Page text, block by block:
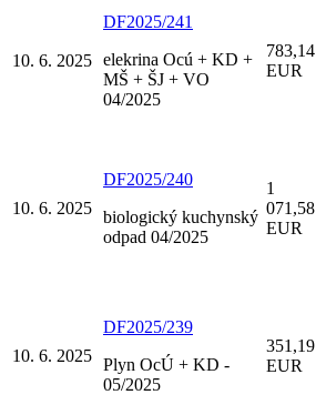
10. 6. 2025
DF2025/241
elekrina Ocú + KD +
MŠ + ŠJ + VO
04/2025
783,14
EUR
10. 6. 2025
DF2025/240
biologický kuchynský
odpad 04/2025
1
071,58
EUR
10. 6. 2025
DF2025/239
Plyn OcÚ + KD -
05/2025
351,19
EUR